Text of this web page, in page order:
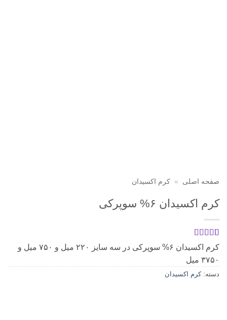
صفحه اصلی » کرم اکسیدان
کرم اکسیدان ۶% سوپرکی
امتیازدهی5
از 5 در
1
امتیازدهی
مشتری
کرم اکسیدان ۶% سوپرکی در سه سایز ۲۲۰ میل و ۷۵۰ میل و
۳۷۵۰ میل
دسته:کرم اکسیدان